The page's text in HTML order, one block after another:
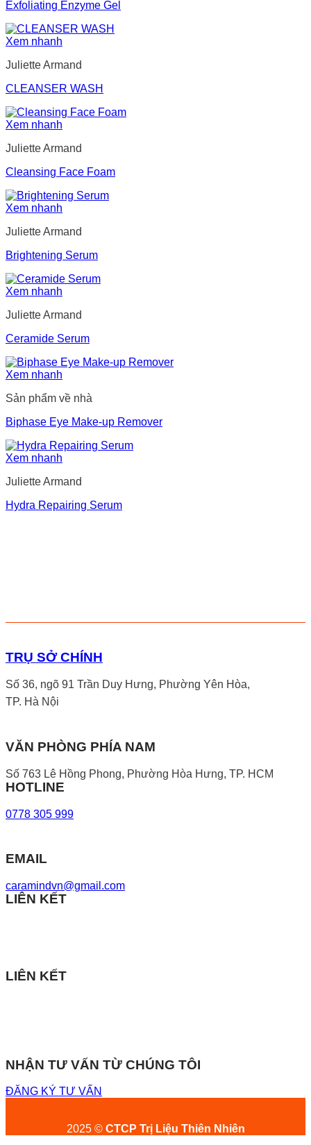
Exfoliating Enzyme Gel
Xem nhanh
Juliette Armand
CLEANSER WASH
Xem nhanh
Juliette Armand
Cleansing Face Foam
Xem nhanh
Juliette Armand
Brightening Serum
Xem nhanh
Juliette Armand
Ceramide Serum
Xem nhanh
Sản phẩm về nhà
Biphase Eye Make-up Remover
Xem nhanh
Juliette Armand
Hydra Repairing Serum
TRỤ SỞ CHÍNH
Số 36, ngõ 91 Trần Duy Hưng, Phường Yên Hòa,
TP. Hà Nội
VĂN PHÒNG PHÍA NAM
Số 763 Lê Hồng Phong, Phường Hòa Hưng, TP. HCM
HOTLINE
0778 305 999
EMAIL
caramindvn@gmail.com
LIÊN KẾT
LIÊN KẾT
NHẬN TƯ VẤN TỪ CHÚNG TÔI
ĐĂNG KÝ TƯ VẤN
2025 © CTCP Trị Liệu Thiên Nhiên